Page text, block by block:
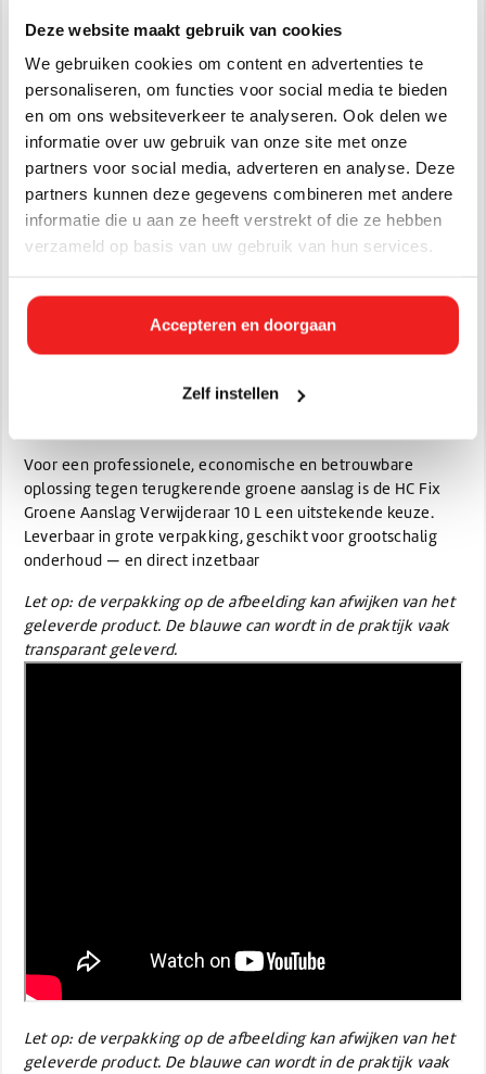
Deze website maakt gebruik van cookies
We gebruiken cookies om content en advertenties te
personaliseren, om functies voor social media te bieden
en om ons websiteverkeer te analyseren. Ook delen we
informatie over uw gebruik van onze site met onze
partners voor social media, adverteren en analyse. Deze
partners kunnen deze gegevens combineren met andere
informatie die u aan ze heeft verstrekt of die ze hebben
verzameld op basis van uw gebruik van hun services.
Accepteren en doorgaan
Zelf instellen
Efficiënt onderhoud
: Ideaal voor de onderhouds- en
inzet, sneller resultaat.
Professioneel imago: Gebruik van een gecertificeerd
product geeft vertrouwen bij opdrachtgevers zoals
gemeenten, parkexploitanten of woningcorporaties.
Gebruikstips
verlengt het resultaat.
Bij onbehandelde hardnekkige aanslag: eerst testvenster
Laden en lossen zoals beschreven in het veiligheidsblad
Voor een professionele, economische en betrouwbare
oplossing tegen terugkerende groene aanslag is de HC Fix
Groene Aanslag Verwijderaar 10 L een uitstekende keuze.
Leverbaar in grote verpakking, geschikt voor grootschalig
onderhoud — en direct inzetbaar
Let op: de verpakking op de afbeelding kan afwijken van het
geleverde product. De blauwe can wordt in de praktijk vaak
transparant geleverd.
Let op: de verpakking op de afbeelding kan afwijken van het
geleverde product. De blauwe can wordt in de praktijk vaak